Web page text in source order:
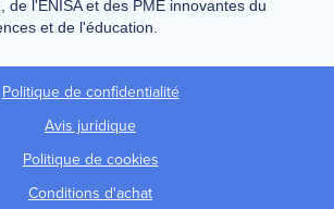
Politique de confidentialité
Avis juridique
Politique de cookies
Conditions d'achat